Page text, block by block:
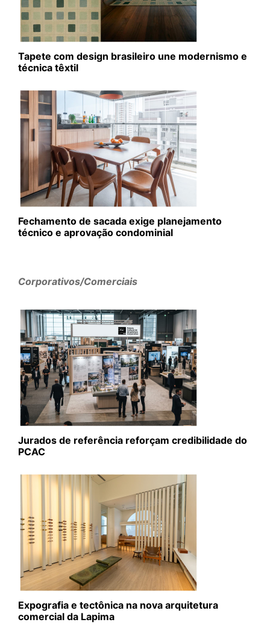
Tapete com design brasileiro une modernismo e
técnica têxtil
Fechamento de sacada exige planejamento
técnico e aprovação condominial
Corporativos/Comerciais
Jurados de referência reforçam credibilidade do
PCAC
Expografia e tectônica na nova arquitetura
comercial da Lapima